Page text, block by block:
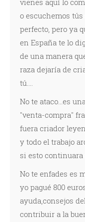
vienes aquí lo
o escuchemos tús
perfecto, pero ya
en España te lo
de una manera
raza dejaría de
tú....
No te ataco...es
"venta-compra"
fuera criador
y todo el trabajo
si esto continuara
No te enfades es
yo pagué 800
ayuda,consejos
contribuir a la